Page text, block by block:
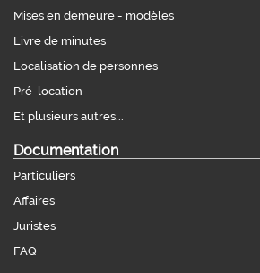
Mises en demeure - modèles
Livre de minutes
Localisation de personnes
Pré-location
Et plusieurs autres...
Documentation
Particuliers
Affaires
Juristes
FAQ